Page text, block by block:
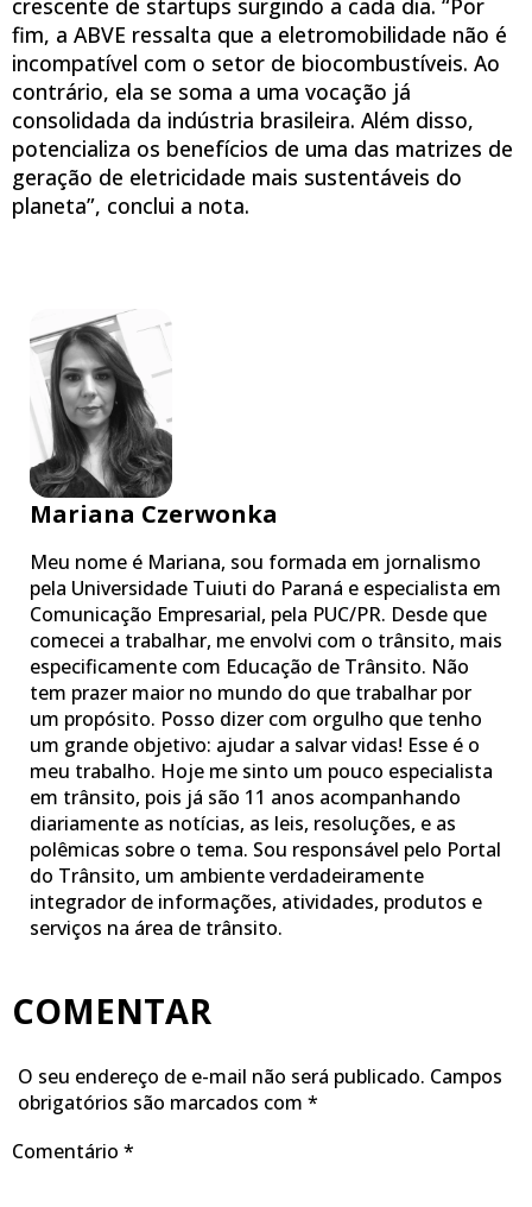
crescente de startups surgindo a cada dia. “Por
fim, a ABVE ressalta que a eletromobilidade não é
incompatível com o setor de biocombustíveis. Ao
contrário, ela se soma a uma vocação já
consolidada da indústria brasileira. Além disso,
potencializa os benefícios de uma das matrizes de
geração de eletricidade mais sustentáveis do
planeta”, conclui a nota.
Mariana Czerwonka
Meu nome é Mariana, sou formada em jornalismo
pela Universidade Tuiuti do Paraná e especialista em
Comunicação Empresarial, pela PUC/PR. Desde que
comecei a trabalhar, me envolvi com o trânsito, mais
especificamente com Educação de Trânsito. Não
tem prazer maior no mundo do que trabalhar por
um propósito. Posso dizer com orgulho que tenho
um grande objetivo: ajudar a salvar vidas! Esse é o
meu trabalho. Hoje me sinto um pouco especialista
em trânsito, pois já são 11 anos acompanhando
diariamente as notícias, as leis, resoluções, e as
polêmicas sobre o tema. Sou responsável pelo Portal
do Trânsito, um ambiente verdadeiramente
integrador de informações, atividades, produtos e
serviços na área de trânsito.
COMENTAR
O seu endereço de e-mail não será publicado. Campos
obrigatórios são marcados com *
Comentário *